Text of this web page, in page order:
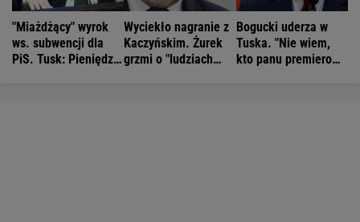
"Miażdżący" wyrok
ws. subwencji dla
PiS. Tusk: Pieniędzy
Wyciekło nagranie z
Kaczyńskim. Żurek
grzmi o "ludziach
Bogucki uderza w
Tuska. "Nie wiem,
kto panu premierowi